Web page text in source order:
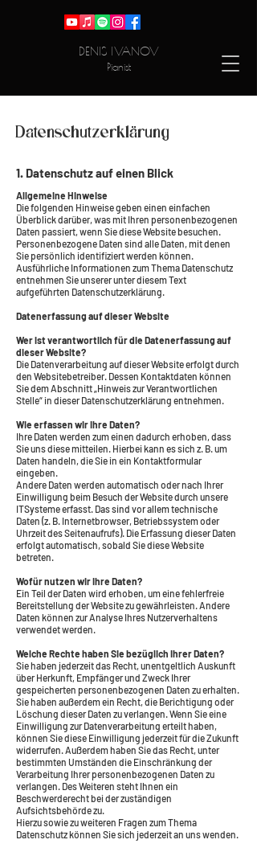
DENIS IVANOV
Pianist
Datenschutzerklärung
1. Datenschutz auf einen Blick
Allgemeine Hinweise
Die folgenden Hinweise geben einen einfachen
Überblick darüber, was mit Ihren personenbezogenen
Daten passiert, wenn Sie diese Website besuchen.
Personenbezogene Daten sind alle Daten, mit denen
Sie persönlich identifiziert werden können.
Ausführliche Informationen zum Thema Datenschutz
entnehmen Sie unserer unter diesem Text
aufgeführten Datenschutzerklärung.
Datenerfassung auf dieser Website
Wer ist verantwortlich für die Datenerfassung auf
dieser Website?
Die Datenverarbeitung auf dieser Website erfolgt durch
den Websitebetreiber. Dessen Kontaktdaten können
Sie dem Abschnitt „Hinweis zur Verantwortlichen
Stelle“ in dieser Datenschutzerklärung entnehmen.
Wie erfassen wir Ihre Daten?
Ihre Daten werden zum einen dadurch erhoben, dass
Sie uns diese mitteilen. Hierbei kann es sich z. B. um
Daten handeln, die Sie in ein Kontaktformular
eingeben.
Andere Daten werden automatisch oder nach Ihrer
Einwilligung beim Besuch der Website durch unsere
ITSysteme erfasst. Das sind vor allem technische
Daten (z. B. Internetbrowser, Betriebssystem oder
Uhrzeit des Seitenaufrufs). Die Erfassung dieser Daten
erfolgt automatisch, sobald Sie diese Website
betreten.
Wofür nutzen wir Ihre Daten?
Ein Teil der Daten wird erhoben, um eine fehlerfreie
Bereitstellung der Website zu gewährleisten. Andere
Daten können zur Analyse Ihres Nutzerverhaltens
verwendet werden.
Welche Rechte haben Sie bezüglich Ihrer Daten?
Sie haben jederzeit das Recht, unentgeltlich Auskunft
über Herkunft, Empfänger und Zweck Ihrer
gespeicherten personenbezogenen Daten zu erhalten.
Sie haben außerdem ein Recht, die Berichtigung oder
Löschung dieser Daten zu verlangen. Wenn Sie eine
Einwilligung zur Datenverarbeitung erteilt haben,
können Sie diese Einwilligung jederzeit für die Zukunft
widerrufen. Außerdem haben Sie das Recht, unter
bestimmten Umständen die Einschränkung der
Verarbeitung Ihrer personenbezogenen Daten zu
verlangen. Des Weiteren steht Ihnen ein
Beschwerderecht bei der zuständigen
Aufsichtsbehörde zu.
Hierzu sowie zu weiteren Fragen zum Thema
Datenschutz können Sie sich jederzeit an uns wenden.